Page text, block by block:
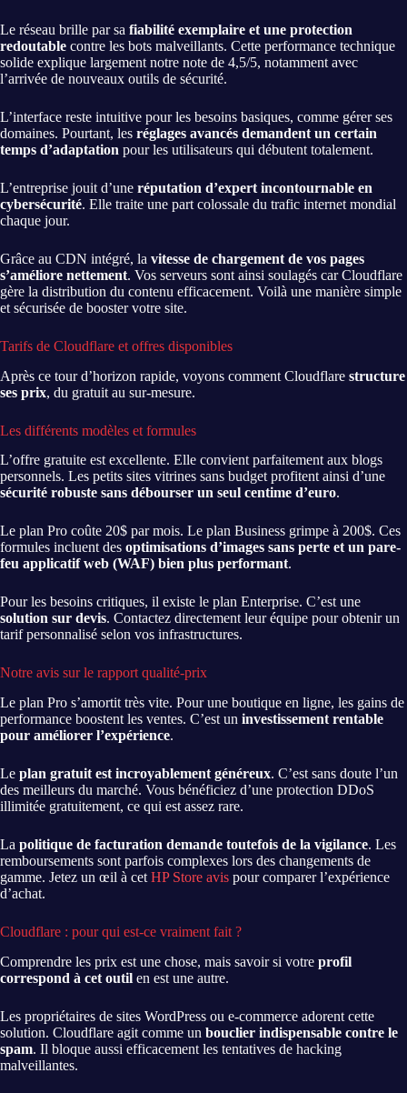
Le réseau brille par sa fiabilité exemplaire et une protection
redoutable contre les bots malveillants. Cette performance technique
solide explique largement notre note de 4,5/5, notamment avec
l’arrivée de nouveaux outils de sécurité.
L’interface reste intuitive pour les besoins basiques, comme gérer ses
domaines. Pourtant, les réglages avancés demandent un certain
temps d’adaptation pour les utilisateurs qui débutent totalement.
L’entreprise jouit d’une réputation d’expert incontournable en
cybersécurité. Elle traite une part colossale du trafic internet mondial
chaque jour.
Grâce au CDN intégré, la vitesse de chargement de vos pages
s’améliore nettement. Vos serveurs sont ainsi soulagés car Cloudflare
gère la distribution du contenu efficacement. Voilà une manière simple
et sécurisée de booster votre site.
Tarifs de Cloudflare et offres disponibles
Après ce tour d’horizon rapide, voyons comment Cloudflare structure
ses prix, du gratuit au sur-mesure.
Les différents modèles et formules
L’offre gratuite est excellente. Elle convient parfaitement aux blogs
personnels. Les petits sites vitrines sans budget profitent ainsi d’une
sécurité robuste sans débourser un seul centime d’euro.
Le plan Pro coûte 20$ par mois. Le plan Business grimpe à 200$. Ces
formules incluent des optimisations d’images sans perte et un pare-
feu applicatif web (WAF) bien plus performant.
Pour les besoins critiques, il existe le plan Enterprise. C’est une
solution sur devis. Contactez directement leur équipe pour obtenir un
tarif personnalisé selon vos infrastructures.
Notre avis sur le rapport qualité-prix
Le plan Pro s’amortit très vite. Pour une boutique en ligne, les gains de
performance boostent les ventes. C’est un investissement rentable
pour améliorer l’expérience.
Le plan gratuit est incroyablement généreux. C’est sans doute l’un
des meilleurs du marché. Vous bénéficiez d’une protection DDoS
illimitée gratuitement, ce qui est assez rare.
La politique de facturation demande toutefois de la vigilance. Les
remboursements sont parfois complexes lors des changements de
gamme. Jetez un œil à cet HP Store avis pour comparer l’expérience
d’achat.
Cloudflare : pour qui est-ce vraiment fait ?
Comprendre les prix est une chose, mais savoir si votre profil
correspond à cet outil en est une autre.
Les propriétaires de sites WordPress ou e-commerce adorent cette
solution. Cloudflare agit comme un bouclier indispensable contre le
spam. Il bloque aussi efficacement les tentatives de hacking
malveillantes.